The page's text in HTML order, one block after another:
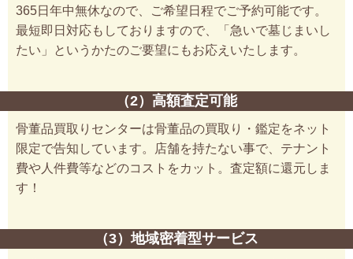
365日年中無休なので、ご希望日程でご予約可能です。
最短即日対応もしておりますので、「急いで墓じまいし
たい」というかたのご要望にもお応えいたします。
（2）高額査定可能
骨董品買取りセンターは骨董品の買取り・鑑定をネット
限定で告知しています。店舗を持たない事で、テナント
費や人件費等などのコストをカット。査定額に還元しま
す！
（3）地域密着型サービス